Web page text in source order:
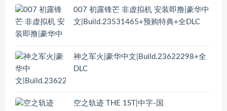
007 初露锋芒 非虚拟机 安装即撸|豪华中
文|Build.23531465+预购特典+全DLC
神之军火|豪华中文|Build.23622298+全
DLC
空之轨迹 THE 1ST|中字-国